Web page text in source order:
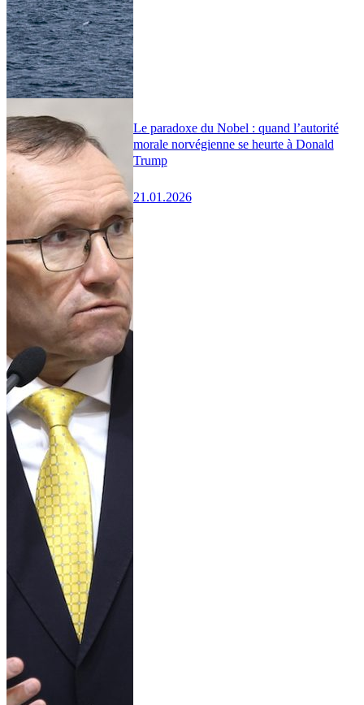
Le paradoxe du Nobel : quand l’autorité
morale norvégienne se heurte à Donald
Trump
21.01.2026